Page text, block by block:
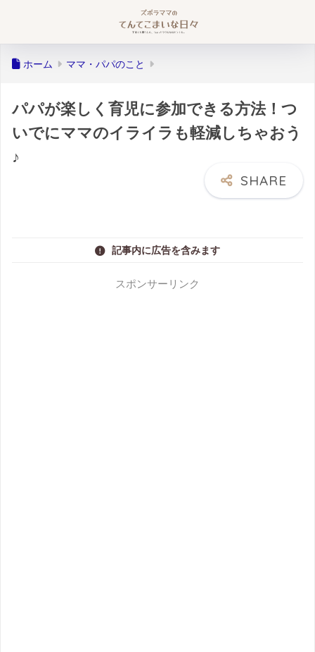
ホーム ママ・パパのこと
パパが楽しく育児に参加できる方法！つ
いでにママのイライラも軽減しちゃおう
♪
記事内に広告を含みます
スポンサーリンク